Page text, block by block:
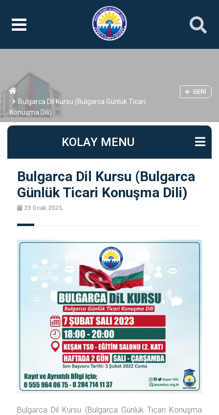
Bulgarca Dil Kursu (Bulgarca Günlük Ticari
Konuşma Dili)
GERI
KOLAY MENU
Bulgarca Dil Kursu (Bulgarca
Günlük Ticari Konuşma Dili)
23 Ocak 2023,
Bulgarca Dil Kursu (Bulgarca Günlük Ticari Konuşma